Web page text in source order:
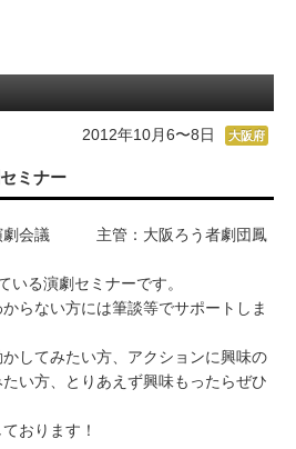
2012年10月6〜8日 大阪府
ミナー
劇会議 主管：大阪ろう者劇団鳳
いる演劇セミナーです。
らない方には筆談等でサポートしま
してみたい方、アクションに興味の
い方、とりあえず興味もったらぜひ
おります！